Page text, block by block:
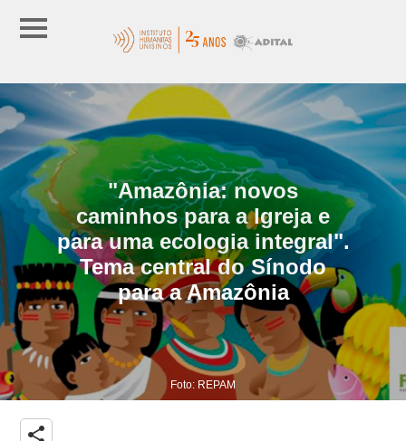
"Amazônia: novos
caminhos para a Igreja e
para uma ecologia integral".
Tema central do Sínodo
para a Amazônia
Foto: REPAM
share